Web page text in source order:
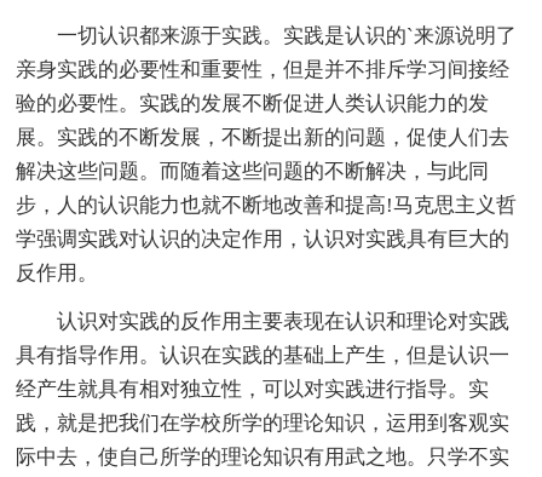
一切认识都来源于实践。实践是认识的`来源说明了
亲身实践的必要性和重要性，但是并不排斥学习间接经
验的必要性。实践的发展不断促进人类认识能力的发
展。实践的不断发展，不断提出新的问题，促使人们去
解决这些问题。而随着这些问题的不断解决，与此同
步，人的认识能力也就不断地改善和提高!马克思主义哲
学强调实践对认识的决定作用，认识对实践具有巨大的
反作用。
认识对实践的反作用主要表现在认识和理论对实践
具有指导作用。认识在实践的基础上产生，但是认识一
经产生就具有相对独立性，可以对实践进行指导。实
践，就是把我们在学校所学的理论知识，运用到客观实
际中去，使自己所学的理论知识有用武之地。只学不实